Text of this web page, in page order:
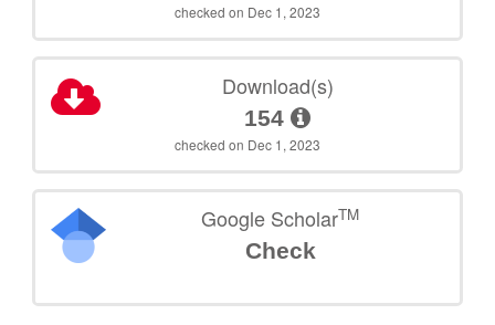
checked on Dec 1, 2023
Download(s)
154
checked on Dec 1, 2023
Google ScholarTM
Check